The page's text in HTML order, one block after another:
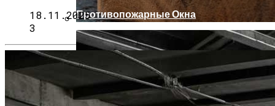
Солонка-Убийца. Ученые Доказали,
Что Досаливание Приводит К
Болезням Почек
Противопожарные Окна
18.11.2025
3